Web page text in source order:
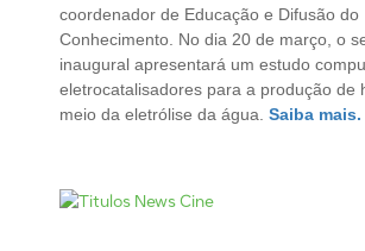
coordenador de Educação e Difusão do
Conhecimento. No dia 20 de março, o
inaugural apresentará um estudo
eletrocatalisadores para a produção de
meio da eletrólise da água. Saiba mais.